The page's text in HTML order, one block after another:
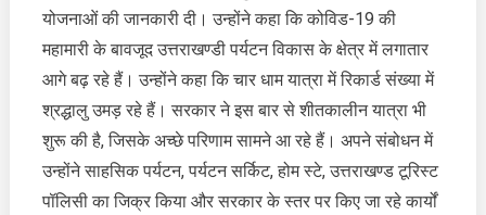
संभावनाओं
से
भरा
हुआ
योजनाओं की जानकारी दी। उन्होंने कहा कि कोविड-19 की
महामारी के बावजूद उत्तराखण्डी पर्यटन विकास के क्षेत्र में लगातार
आगे बढ़ रहे हैं। उन्होंने कहा कि चार धाम यात्रा में रिकार्ड संख्या में
श्रद्धालु उमड़ रहे हैं। सरकार ने इस बार से शीतकालीन यात्रा भी
शुरू की है, जिसके अच्छे परिणाम सामने आ रहे हैं। अपने संबोधन में
उन्होंने साहसिक पर्यटन, पर्यटन सर्किट, होम स्टे, उत्तराखण्ड टूरिस्ट
पॉलिसी का जिक्र किया और सरकार के स्तर पर किए जा रहे कार्यों